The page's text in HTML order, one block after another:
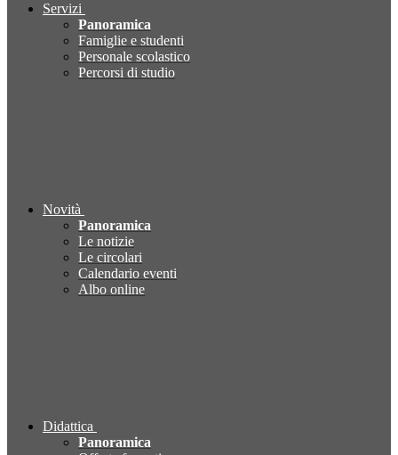
Servizi
Panoramica
Famiglie e studenti
Personale scolastico
Percorsi di studio
Novità
Panoramica
Le notizie
Le circolari
Calendario eventi
Albo online
Didattica
Panoramica